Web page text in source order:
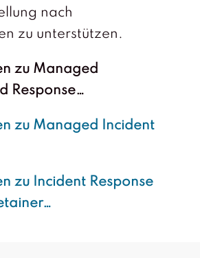
nach
zu unterstützen.
zu Managed
Response…
zu Managed Incident
zu Incident Response